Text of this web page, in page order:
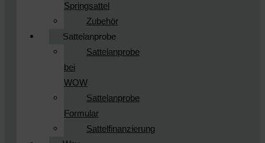
Springsattel
Zubehör
Sattelanprobe
Sattelanprobe
bei
WOW
Sattelanprobe
Formular
Sattelfinanzierung